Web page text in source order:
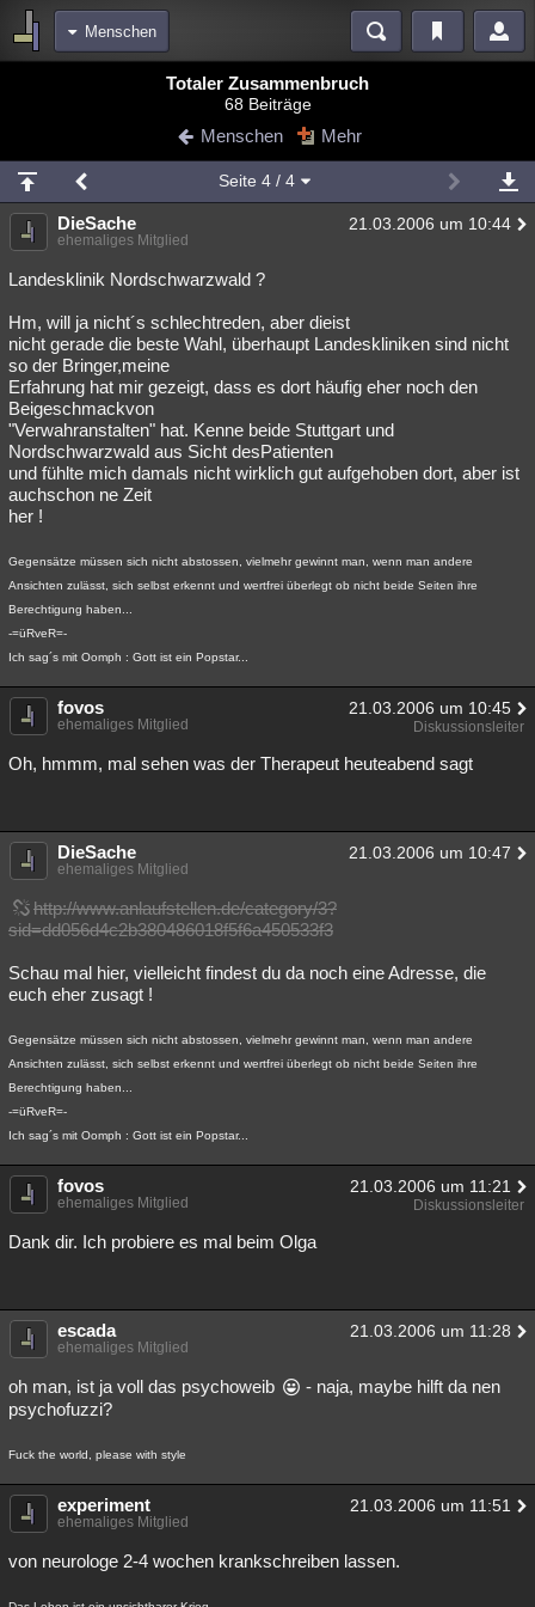
Menschen
Blogs
Chat Wiki Neuigkeiten
meine Rubriken
Menschen Wissenschaft Mystery Kriminalfälle
Spiritualität Verschwörungen
Natur Umfragen Unterhaltung
weitere Rubriken
Philosophie Träume Orte Esoterik Literatur
Astronomie Helpdesk Gruppen Gaming
Musik Clash Allmystery
Übersichten
Besucht Teilgenommen Alle Neue Geschlossen
Lesenswert
Totaler Zusammenbruch
68 Beiträge
Menschen Mehr
Seite 4/ 4
DieSache 21.03.2006 um 10:44
ehemaliges Mitglied
Landesklinik Nordschwarzwald ?
Hm, will ja nicht´s schlechtreden, aber dieist
nicht gerade die beste Wahl, überhaupt Landeskliniken sind nicht
so der Bringer,meine
Erfahrung hat mir gezeigt, dass es dort häufig eher noch den
Beigeschmackvon
"Verwahranstalten" hat. Kenne beide Stuttgart und
Nordschwarzwald aus Sicht desPatienten
und fühlte mich damals nicht wirklich gut aufgehoben dort, aber ist
auchschon ne Zeit
her !
Gegensätze müssen sich nicht abstossen, vielmehr gewinnt man, wenn man andere
Ansichten zulässt, sich selbst erkennt und wertfrei überlegt ob nicht beide Seiten ihre
Berechtigung haben...
-=üRveR=-
Ich sag´s mit Oomph : Gott ist ein Popstar...
fovos 21.03.2006 um 10:45
ehemaliges Mitglied Diskussionsleiter
Oh, hmmm, mal sehen was der Therapeut heuteabend sagt
DieSache 21.03.2006 um 10:47
ehemaliges Mitglied
http://www.anlaufstellen.de/category/3?
sid=dd056d4c2b380486018f5f6a450533f3
Schau mal hier, vielleicht findest du da noch eine Adresse, die
euch eher zusagt !
Gegensätze müssen sich nicht abstossen, vielmehr gewinnt man, wenn man andere
Ansichten zulässt, sich selbst erkennt und wertfrei überlegt ob nicht beide Seiten ihre
Berechtigung haben...
-=üRveR=-
Ich sag´s mit Oomph : Gott ist ein Popstar...
fovos 21.03.2006 um 11:21
ehemaliges Mitglied Diskussionsleiter
Dank dir. Ich probiere es mal beim Olga
escada 21.03.2006 um 11:28
ehemaliges Mitglied
oh man, ist ja voll das psychoweib
- naja, maybe hilft da nen
psychofuzzi?
Fuck the world, please with style
experiment 21.03.2006 um 11:51
ehemaliges Mitglied
von neurologe 2-4 wochen krankschreiben lassen.